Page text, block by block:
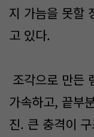
지 가늠을 못할
고 있다.
조각으로 만든
가속하고, 끝부
진. 큰 충격이